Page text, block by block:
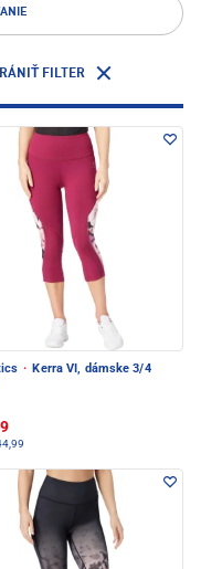
FILTER
· Kerra VI, dámske 3/4